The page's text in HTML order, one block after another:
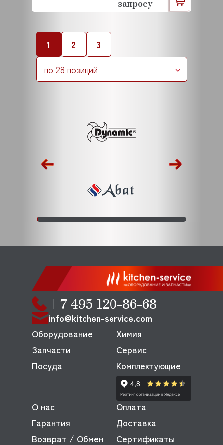
запросу
1 2
3
по 28 позиций
+7 495 120-86-68
info@kitchen-service.com
Оборудование
Запчасти
Посуда
Химия
Сервис
Комплектующие
О нас
Оплата
Гарантия
Доставка
Возврат / Обмен
Сертификаты